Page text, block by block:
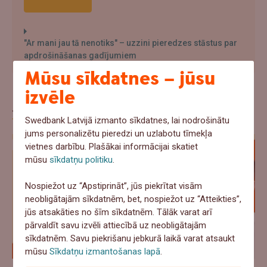
"Ar mani jau tā nenotiks" – uzzini pieredzes stāstus par
apdrošināšanas gadījumiem
Jaunākie raksti
Mūsu sīkdatnes – jūsu
izvēle
Swedbank Latvijā izmanto sīkdatnes, lai nodrošinātu
jums personalizētu pieredzi un uzlabotu tīmekļa
vietnes darbību. Plašākai informācijai skatiet
mūsusīkdatņu politiku
Nospiežot uz “Apstiprināt”, jūs piekrītat visām
neobligātajām sīkdatnēm, bet, nospiežot uz “Atteikties”,
jūs atsakāties no šīm sīkdatnēm. Tālāk varat arī
pārvaldīt savu izvēli attiecībā uz neobligātajām
sīkdatnēm. Savu piekrišanu jebkurā laikā varat atsaukt
mūsuSīkdatņu izmantošanas lapā